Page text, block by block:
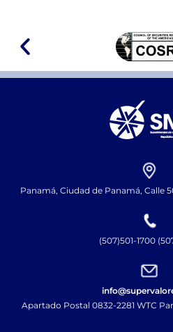
Panamá, Ciudad de Panamá, Calle
(507)501-1700
Apartado Postal 0832-2281 WTC